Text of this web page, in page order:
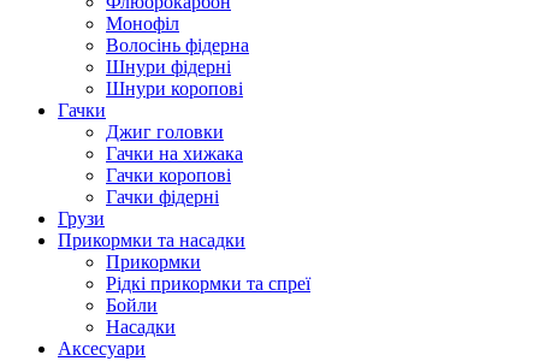
Монофіл
Волосінь фідерна
Шнури фідерні
Шнури коропові
Гачки
Джиг головки
Гачки на хижака
Гачки коропові
Гачки фідерні
Грузи
Прикормки та насадки
Прикормки
Рідкі прикормки та спреї
Бойли
Насадки
Аксесуари